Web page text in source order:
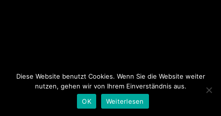
Diese Website benutzt Cookies. Wenn Sie die Website weiter
nutzen, gehen wir von Ihrem Einverständnis aus.
OK
Weiterlesen